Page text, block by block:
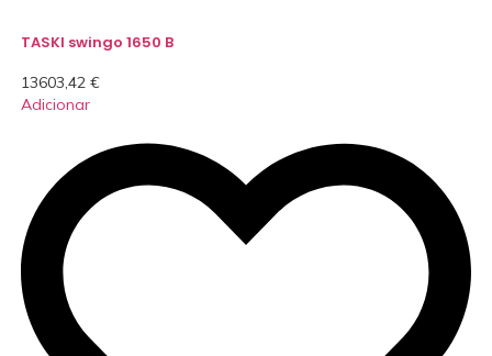
TASKI swingo 1650 B
13603,42 €
Adicionar